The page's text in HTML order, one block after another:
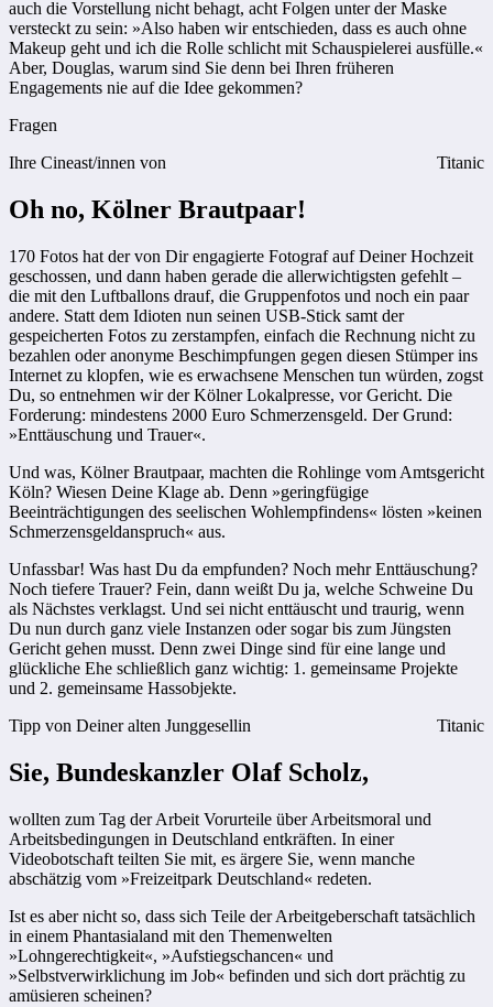
auch die Vorstellung nicht behagt, acht Folgen unter der Maske
versteckt zu sein: »Also haben wir entschieden, dass es auch ohne
Makeup geht und ich die Rolle schlicht mit Schauspielerei ausfülle.«
Aber, Douglas, warum sind Sie denn bei Ihren früheren
Engagements nie auf die Idee gekommen?
Fragen
Ihre Cineast/innen von
Titanic
Oh no, Kölner Brautpaar!
170 Fotos hat der von Dir engagierte Fotograf auf Deiner Hochzeit
geschossen, und dann haben gerade die allerwichtigsten gefehlt –
die mit den Luftballons drauf, die Gruppenfotos und noch ein paar
andere. Statt dem Idioten nun seinen USB-Stick samt der
gespeicherten Fotos zu zerstampfen, einfach die Rechnung nicht zu
bezahlen oder anonyme Beschimpfungen gegen diesen Stümper ins
Internet zu klopfen, wie es erwachsene Menschen tun würden, zogst
Du, so entnehmen wir der Kölner Lokalpresse, vor Gericht. Die
Forderung: mindestens 2000 Euro Schmerzensgeld. Der Grund:
»Enttäuschung und Trauer«.
Und was, Kölner Brautpaar, machten die Rohlinge vom Amtsgericht
Köln? Wiesen Deine Klage ab. Denn »geringfügige
Beeinträchtigungen des seelischen Wohlempfindens« lösten »keinen
Schmerzensgeldanspruch« aus.
Unfassbar! Was hast Du da empfunden? Noch mehr Enttäuschung?
Noch tiefere Trauer? Fein, dann weißt Du ja, welche Schweine Du
als Nächstes verklagst. Und sei nicht enttäuscht und traurig, wenn
Du nun durch ganz viele Instanzen oder sogar bis zum Jüngsten
Gericht gehen musst. Denn zwei Dinge sind für eine lange und
glückliche Ehe schließlich ganz wichtig: 1. gemeinsame Projekte
und 2. gemeinsame Hassobjekte.
Tipp von Deiner alten Junggesellin
Titanic
Sie, Bundeskanzler Olaf Scholz,
wollten zum Tag der Arbeit Vorurteile über Arbeitsmoral und
Arbeitsbedingungen in Deutschland entkräften. In einer
Videobotschaft teilten Sie mit, es ärgere Sie, wenn manche
abschätzig vom »Freizeitpark Deutschland« redeten.
Ist es aber nicht so, dass sich Teile der Arbeitgeberschaft tatsächlich
in einem Phantasialand mit den Themenwelten
»Lohngerechtigkeit«, »Aufstiegschancen« und
»Selbstverwirklichung im Job« befinden und sich dort prächtig zu
amüsieren scheinen?